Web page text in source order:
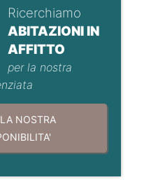
Ricerchiamo
ABITAZIONI IN
AFFITTO
per la nostra
NOSTRA